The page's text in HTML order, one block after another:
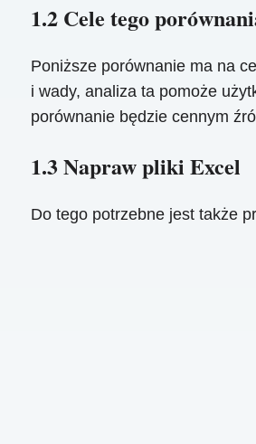
1.2 Cele tego
Poniższe porównanie ma na
i wady, analiza ta pomoże
porównanie będzie cennym
1.3 Napraw pliki Excel
Do tego potrzebne jest także